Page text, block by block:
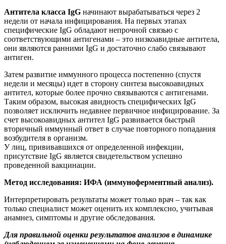
Антитела класса IgG начинают вырабатываться через 2
недели от начала инфицирования. На первых этапах
специфические IgG обладают непрочной связью с
соответствующими антигенами – это низкоавидные антитела,
они являются ранними IgG и достаточно слабо связывают
антиген.
Затем развитие иммунного процесса постепенно (спустя
недели и месяцы) идет в сторону синтеза высокоавидных
антител, которые более прочно связываются с антигенами.
Таким образом, высокая авидность специфических IgG
позволяет исключить недавнее первичное инфицирование. За
счет высокоавидных антител IgG развивается быстрый
вторичный иммунный ответ в случае повторного попадания
возбудителя в организм.
У лиц, прививавшихся от определенной инфекции,
присутствие IgG является свидетельством успешно
проведенной вакцинации.
Метод исследования: ИФА (иммуноферментный анализ).
Интерпретировать результаты может только врач – так как
только специалист может оценить их комплексно, учитывая
анамнез, симптомы и другие обследования.
Для правильной оценки результатов анализов в динамике